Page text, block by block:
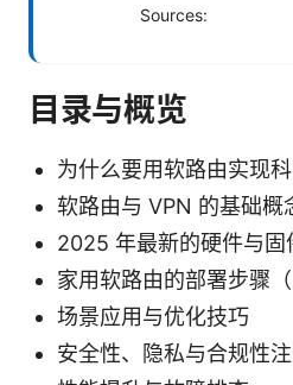
Sources:
目录与概览
为什么要用软路由实现
软路由与 VPN 的基础概
2025 年最新的硬件与固
家用软路由的部署步骤（
场景应用与优化技巧
安全性、隐私与合规性